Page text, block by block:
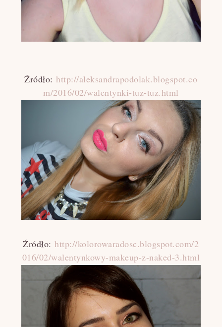
Źródło: http://aleksandrapodolak.blogspot.co
m/2016/02/walentynki-tuz-tuz.html
Źródło: http://kolorowaradosc.blogspot.com/2
016/02/walentynkowy-makeup-z-naked-3.html